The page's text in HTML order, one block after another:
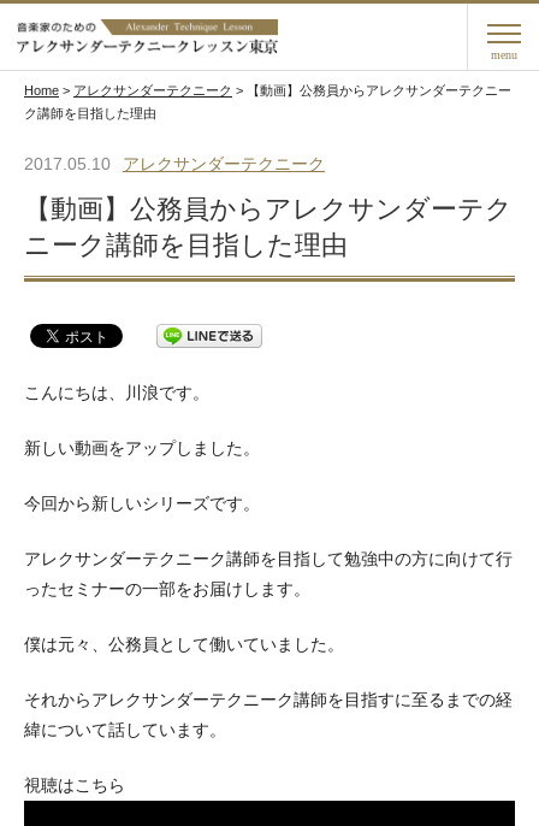
menu
Home > アレクサンダーテクニーク >
【動画】公務員からアレクサンダーテクニー
ク講師を目指した理由
2017.05.10 アレクサンダーテクニーク
【動画】公務員からアレクサンダーテク
ニーク講師を目指した理由
こんにちは、川浪です。
新しい動画をアップしました。
今回から新しいシリーズです。
アレクサンダーテクニーク講師を目指して勉強中の方に向けて行
ったセミナーの一部をお届けします。
僕は元々、公務員として働いていました。
それからアレクサンダーテクニーク講師を目指すに至るまでの経
緯について話しています。
視聴はこちら